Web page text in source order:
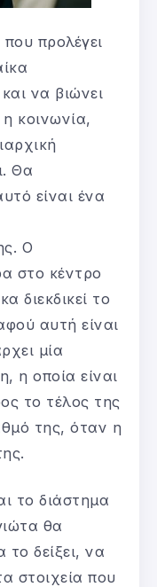
προλέγει
να βιώνει
κοινωνία,
Θα
είναι ένα
Ο
στο κέντρο
διεκδικεί το
αυτή είναι
μία
η οποία είναι
το τέλος της
της, όταν η
το διάστημα
θα
το δείξει, να
στοιχεία που